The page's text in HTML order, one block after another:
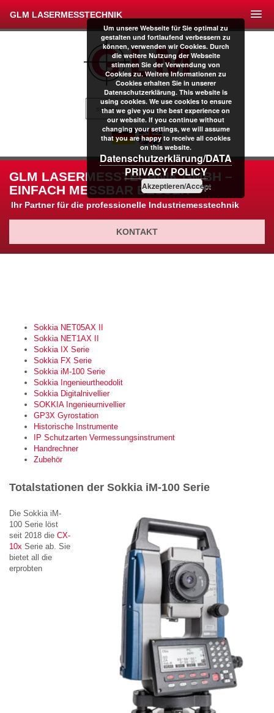
GLM LASERMESSTECHNIK
GLM LASERMESSTECHNIK GMBH –
EINFACH MESSBAR BESSER
Ihr Partner für die professionelle Industriemesstechnik
KONTAKT
Sokkia NET05AX II
Sokkia NET1AX II
Sokkia IX Serie
Sokkia FX Serie
Sokkia iM-100 Serie
Sokkia Ingenieurtheodolit
Sokkia Digitalnivellier
SOKKIA Ingenieurnivellier
GP3X Gyrostation
Historische Instrumente
IP Schutzarten Vermessungsinstrument
Handrechner
Zubehör
Totalstationen der Sokkia iM-100 Serie
Die Sokkia iM-
100 Serie löst
seit 2018 die CX-
10x Serie ab. Sie
bietet all die
erprobten
Um unsere Webseite für Sie optimal zu
gestalten und fortlaufend verbessern zu
können, verwenden wir Cookies. Durch
die weitere Nutzung der Webseite
stimmen Sie der Verwendung von
Cookies zu. Weitere Informationen zu
Cookies erhalten Sie in unserer
Datenschutzerklärung. This website is
using cookies. We use cookies to ensure
that we give you the best experience on
our website. If you continue without
changing your settings, we will assume
that you are happy to receive all cookies
on this website.
Datenschutzerklärung/DATA
PRIVACY POLICY
Akzeptieren/Accept